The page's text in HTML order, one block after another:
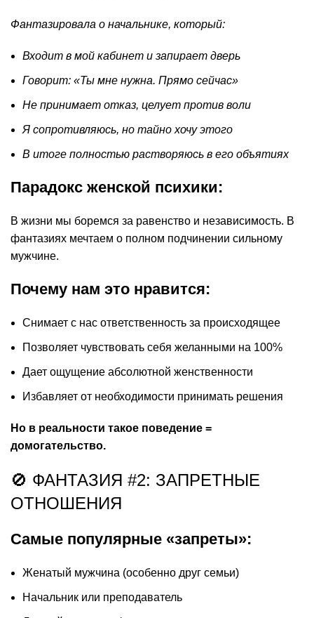
Фантазировала о начальнике, который:
Входит в мой кабинет и запирает дверь
Говорит: «Ты мне нужна. Прямо сейчас»
Не принимает отказ, целует против воли
Я сопротивляюсь, но тайно хочу этого
В итоге полностью растворяюсь в его объятиях
Парадокс женской психики:
В жизни мы боремся за равенство и независимость. В
фантазиях мечтаем о полном подчинении сильному
мужчине.
Почему нам это нравится:
Снимает с нас ответственность за происходящее
Позволяет чувствовать себя желанными на 100%
Дает ощущение абсолютной женственности
Избавляет от необходимости принимать решения
Но в реальности такое поведение =
домогательство.
🚫 ФАНТАЗИЯ #2: ЗАПРЕТНЫЕ
ОТНОШЕНИЯ
Самые популярные «запреты»:
Женатый мужчина (особенно друг семьи)
Начальник или преподаватель